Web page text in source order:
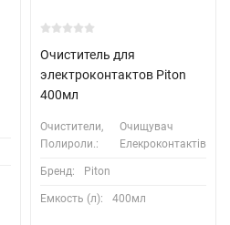
Очиститель для
электроконтактов Piton
400мл
Очистители,
Полироли.:
Очищувач
Елекроконтактів
Бренд: Piton
Емкость (л): 400мл